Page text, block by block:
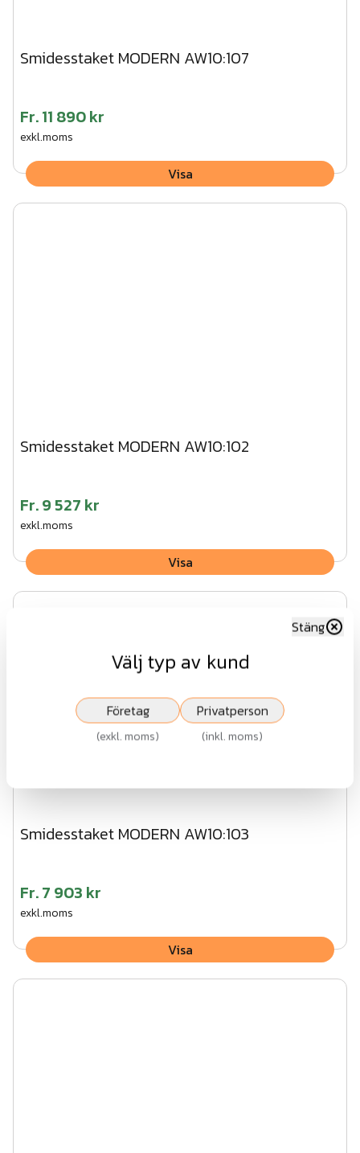
Smidesstaket MODERN AW10:107
Fr.11 890 kr
exkl.moms
Visa
Smidesstaket MODERN AW10:102
Fr.9 527 kr
exkl.moms
Visa
Smidesstaket MODERN AW10:103
Fr.7 903 kr
exkl.moms
Visa
Välj typ av kund
Stäng
Företag
(exkl. moms)
Privatperson
(inkl. moms)